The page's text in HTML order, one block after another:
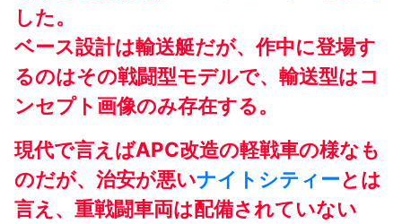
した。
ベース設計は輸送艇だが、作中に登場す
るのはその戦闘型モデルで、輸送型はコ
ンセプト画像のみ存在する。
現代で言えばAPC改造の軽戦車の様なも
のだが、治安が悪いナイトシティーとは
言え、重戦闘車両は配備されていない